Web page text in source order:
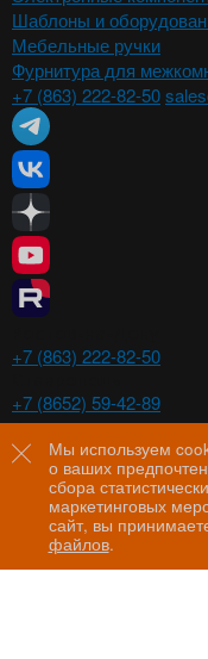
Мы используем
о ваших
сбора
маркетинговых
сайт, вы
файлов.
Шаблоны и
Мебельные ручки
Фурнитура для
+7 (863) 222-82-50
+7 (863) 222-82-50
+7 (8652) 59-42-89
Волгоград
+7 (8442) 29-00-21
Пятигорск
+7 (8793) 97-60-44